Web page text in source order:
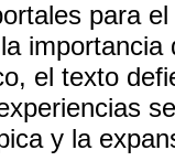
para
el texto
y la